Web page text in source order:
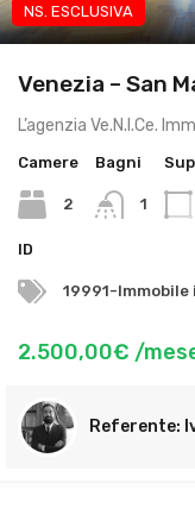
NS. ESCLUSIVA
Venezia – San
L’agenzia Ve.N.I.Ce.
Camere
2
Bagni
1
ID
19991-Immobile
2.500,00€ /